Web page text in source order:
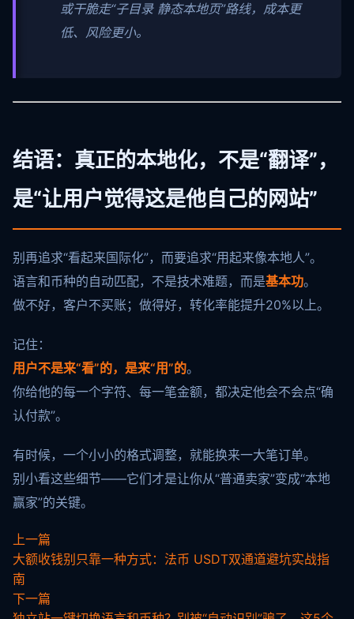
或干脆走“子目录 静态本地页”路线，成本更
低、风险更小。
结语：真正的本地化，不是“翻译”，
是“让用户觉得这是他自己的网站”
别再追求“看起来国际化”，而要追求“用起来像本地人”。
语言和币种的自动匹配，不是技术难题，而是基本功。
做不好，客户不买账；做得好，转化率能提升20%以上。
记住：
用户不是来“看”的，是来“用”的。
你给他的每一个字符、每一笔金额，都决定他会不会点“确
认付款”。
有时候，一个小小的格式调整，就能换来一大笔订单。
别小看这些细节——它们才是让你从“普通卖家”变成“本地
赢家”的关键。
上一篇
大额收钱别只靠一种方式：法币 USDT双通道避坑实战指
南
下一篇